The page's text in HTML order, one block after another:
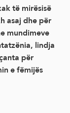
të mirësisë
asaj dhe për
mundimeve
lindja
për
e fëmijës